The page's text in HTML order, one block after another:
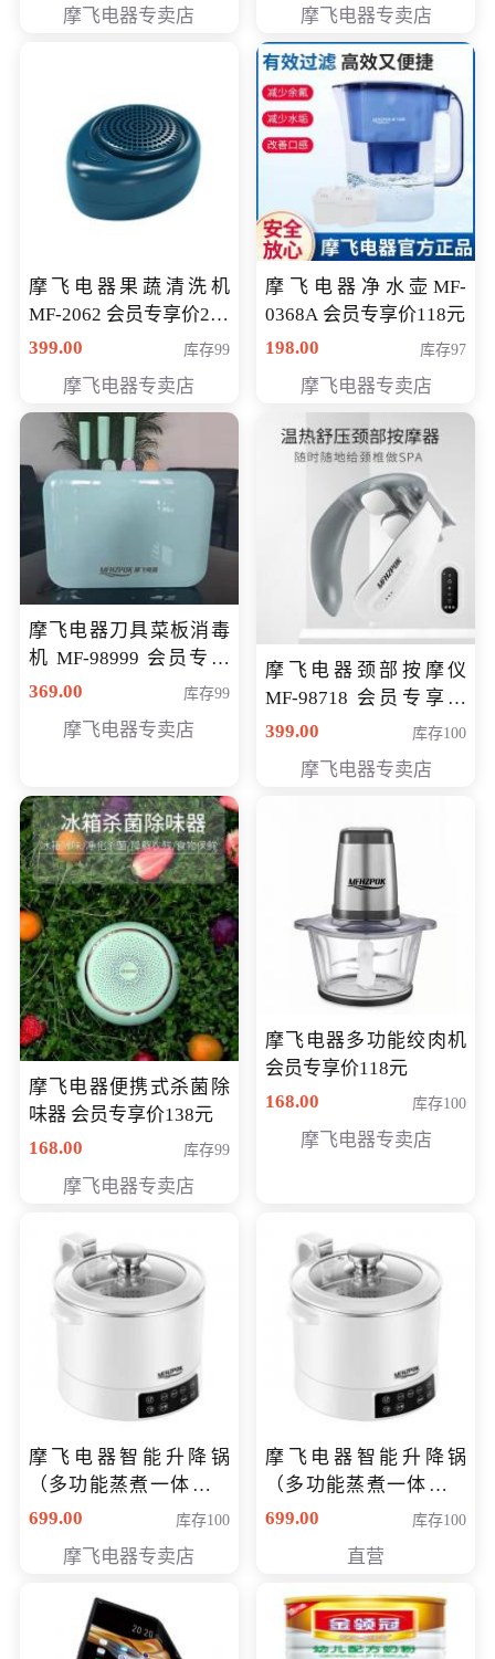
摩飞电器专卖店 摩飞电器专卖店
摩飞电器果蔬清洗机
MF-2062 会员专享价268
元
399.00 库存99
摩飞电器专卖店
摩飞电器净水壶MF-
0368A 会员专享价118元
198.00
库存97
摩飞电器专卖店
摩飞电器刀具菜板消毒
机 MF-98999 会员专享
价286元
369.00 库存99
摩飞电器专卖店
摩飞电器颈部按摩仪
MF-98718 会员专享价
299元
399.00 库存100
摩飞电器专卖店
摩飞电器便携式杀菌除
味器 会员专享价138元
168.00
库存99
摩飞电器专卖店
摩飞电器多功能绞肉机
会员专享价118元
168.00
库存100
摩飞电器专卖店
摩飞电器智能升降锅
（多功能蒸煮一体锅）
（智能升降养生锅） 会
699.00 库存100
摩飞电器专卖店
摩飞电器智能升降锅
（多功能蒸煮一体锅）
（智能升降养生锅） 会
699.00 库存100
直营